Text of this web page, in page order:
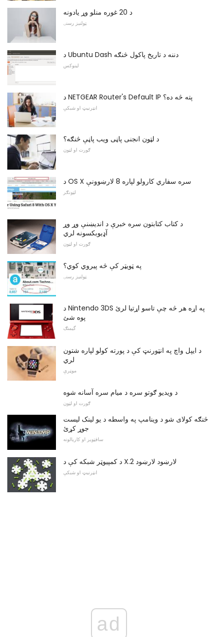
د 20 غوره منلو وړ یادونه
ټولنیز رسنۍ
د Ubuntu Dash دننه د تاریخ پاکول څنګه
لینوکس
د NETGEAR Router's Default IP پته څه ده؟
انټرنیټ او شبکې
د لټون انجنی پاڼی ویب پاڼې څنګه؟
ګورت او لټون
د OS X سره سفاري کارولو لپاره 8 لارښوونې
لټونګر
د کتاب کتابتون سره خبرې د اندیښنې وړ وړ
آډیوبکسونه لري
ګورت او لټون
په ټویټر کې څه پیروي کوي؟
ټولنیز رسنۍ
د Nintendo 3DS په اړه هر څه چې تاسو اړتیا لرئ
پوه شئ
گیمنګ
د ایپل واچ په انټورنټ کې د پورته کولو لپاره شتون
لري
موټرې
د ویدیو ګوتو سره د میام سره آسانه شوه
ګورت او لټون
څنګه کولای شو د وینامپ په واسطه د یو لینک لیست
جوړ کړئ
سافټویر او کاریالونه
د کمپیوټر شبکه کې د X.2 لارښود لارښود
انټرنیټ او شبکې
ad